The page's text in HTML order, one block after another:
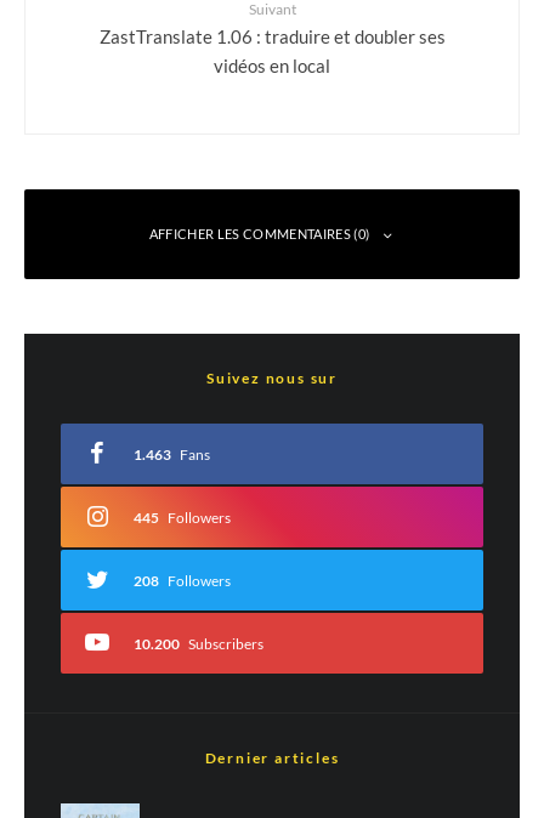
Suivant
ZastTranslate 1.06 : traduire et doubler ses
vidéos en local
AFFICHER LES COMMENTAIRES (0)
*
Commentaire*
Suivez nous sur
1.463 Fans
445 Followers
208 Followers
10.200 Subscribers
Dernier articles